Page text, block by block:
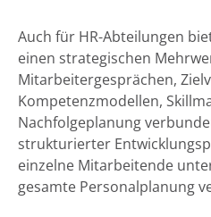
Auch für HR-Abteilungen
einen strategischen
Mitarbeitergesprächen,
Kompetenzmodellen,
Nachfolgeplanung
strukturierter
einzelne Mitarbeitende
gesamte Personalplanung